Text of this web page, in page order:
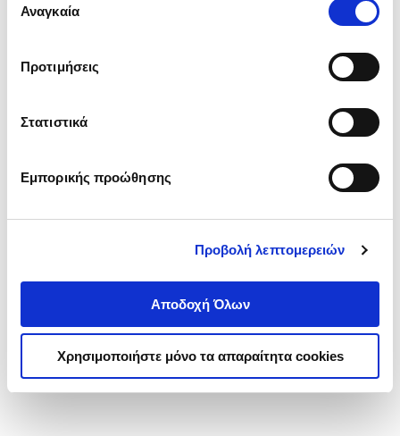
ενδιαφέρουν και να επιλέξετε από τα παρακάτω με την
΄΄και να ενημερωθείτε σχετικά με
συγκατάθεσης
Αναγκαία
Προτιμήσεις
Στατιστικά
Εμπορικής προώθησης
Προβολή λεπτομερειών
Αποδοχή Όλων
Χρησιμοποιήστε μόνο τα απαραίτητα cookies